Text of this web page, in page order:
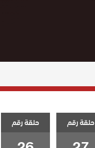
حلقة رقم حلقة رقم